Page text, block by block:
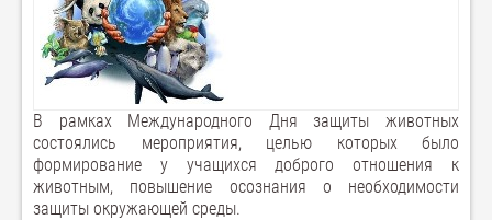
В рамках Международного Дня защиты животных
состоялись мероприятия, целью которых было
формирование у учащихся доброго отношения к
животным, повышение осознания о необходимости
защиты окружающей среды.